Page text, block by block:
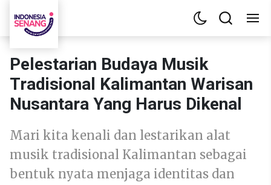
Pelestarian Budaya Musik
Tradisional Kalimantan Warisan
Nusantara Yang Harus Dikenal
Mari kita kenali dan lestarikan alat
musik tradisional Kalimantan sebagai
bentuk nyata menjaga identitas dan